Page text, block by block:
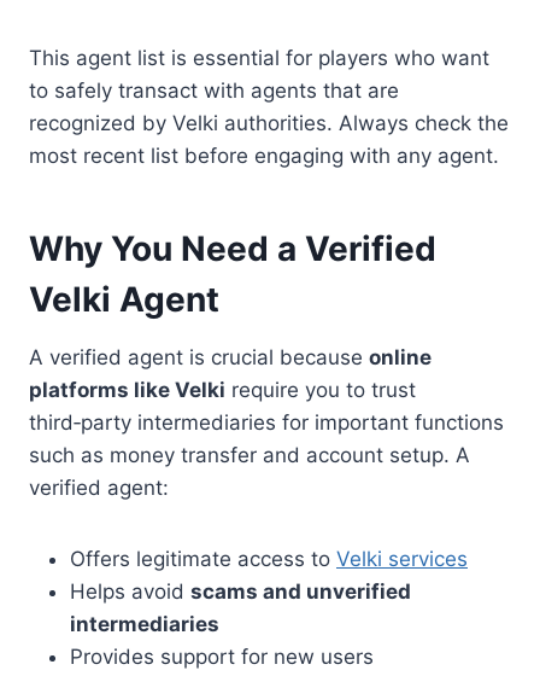
This agent list is essential for players who want
to safely transact with agents that are
recognized by Velki authorities. Always check the
most recent list before engaging with any agent.
Why You Need a Verified
Velki Agent
A verified agent is crucial because online
platforms like Velki require you to trust
third‑party intermediaries for important functions
such as money transfer and account setup. A
verified agent:
Offers legitimate access to Velki services
Helps avoid scams and unverified
intermediaries
Provides support for new users